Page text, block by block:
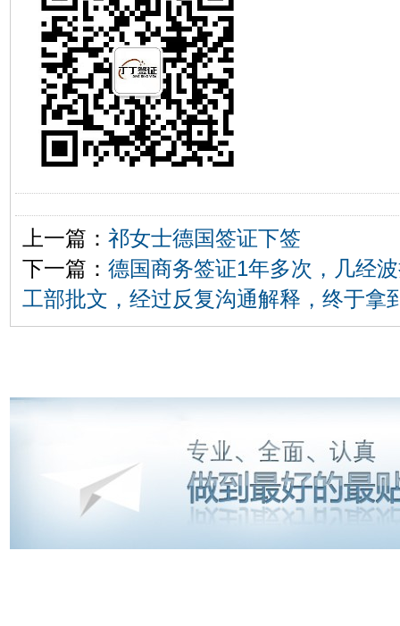
上一篇： 祁女士德国签证下签
下一篇： 德国商务签证1年多次，几经
工部批文，经过反复沟通解释，终于拿